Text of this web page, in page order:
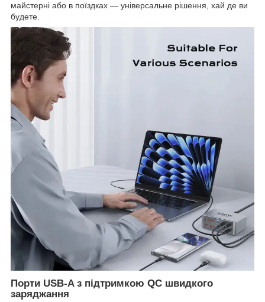
майстерні або в поїздках — універсальне рішення, хай де ви
будете.
Порти USB-A з підтримкою QC швидкого
заряджання